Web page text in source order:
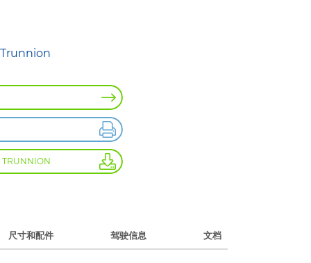
TRUNNION
尺寸和配件 驾驶信息 文档